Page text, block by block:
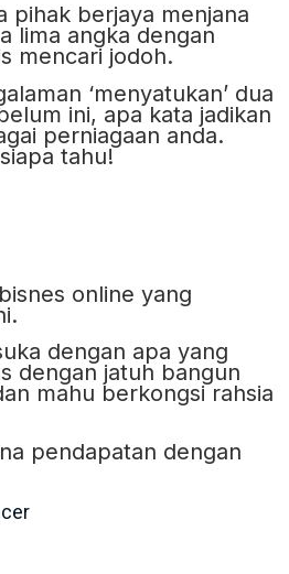
pihak berjaya menjana
lima angka dengan
mencari jodoh.
‘menyatukan’ dua
ini, apa kata jadikan
perniagaan anda.
tahu!
online yang
dengan apa yang
dengan jatuh bangun
mahu berkongsi rahsia
pendapatan dengan